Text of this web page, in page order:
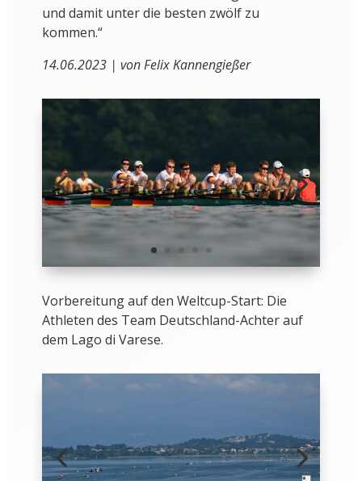
und damit unter die besten zwölf zu
kommen.“
14.06.2023 | von Felix Kannengießer
Vorbereitung auf den Weltcup-Start: Die
Athleten des Team Deutschland-Achter auf
dem Lago di Varese.